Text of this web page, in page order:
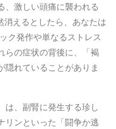
、激しい頭痛に襲われる
えるとしたら、あなたは
ク発作や単なるストレス
らの症状の背後に、「褐
隠れていることがありま
は、副腎に発生する珍し
リンといった「闘争か逃